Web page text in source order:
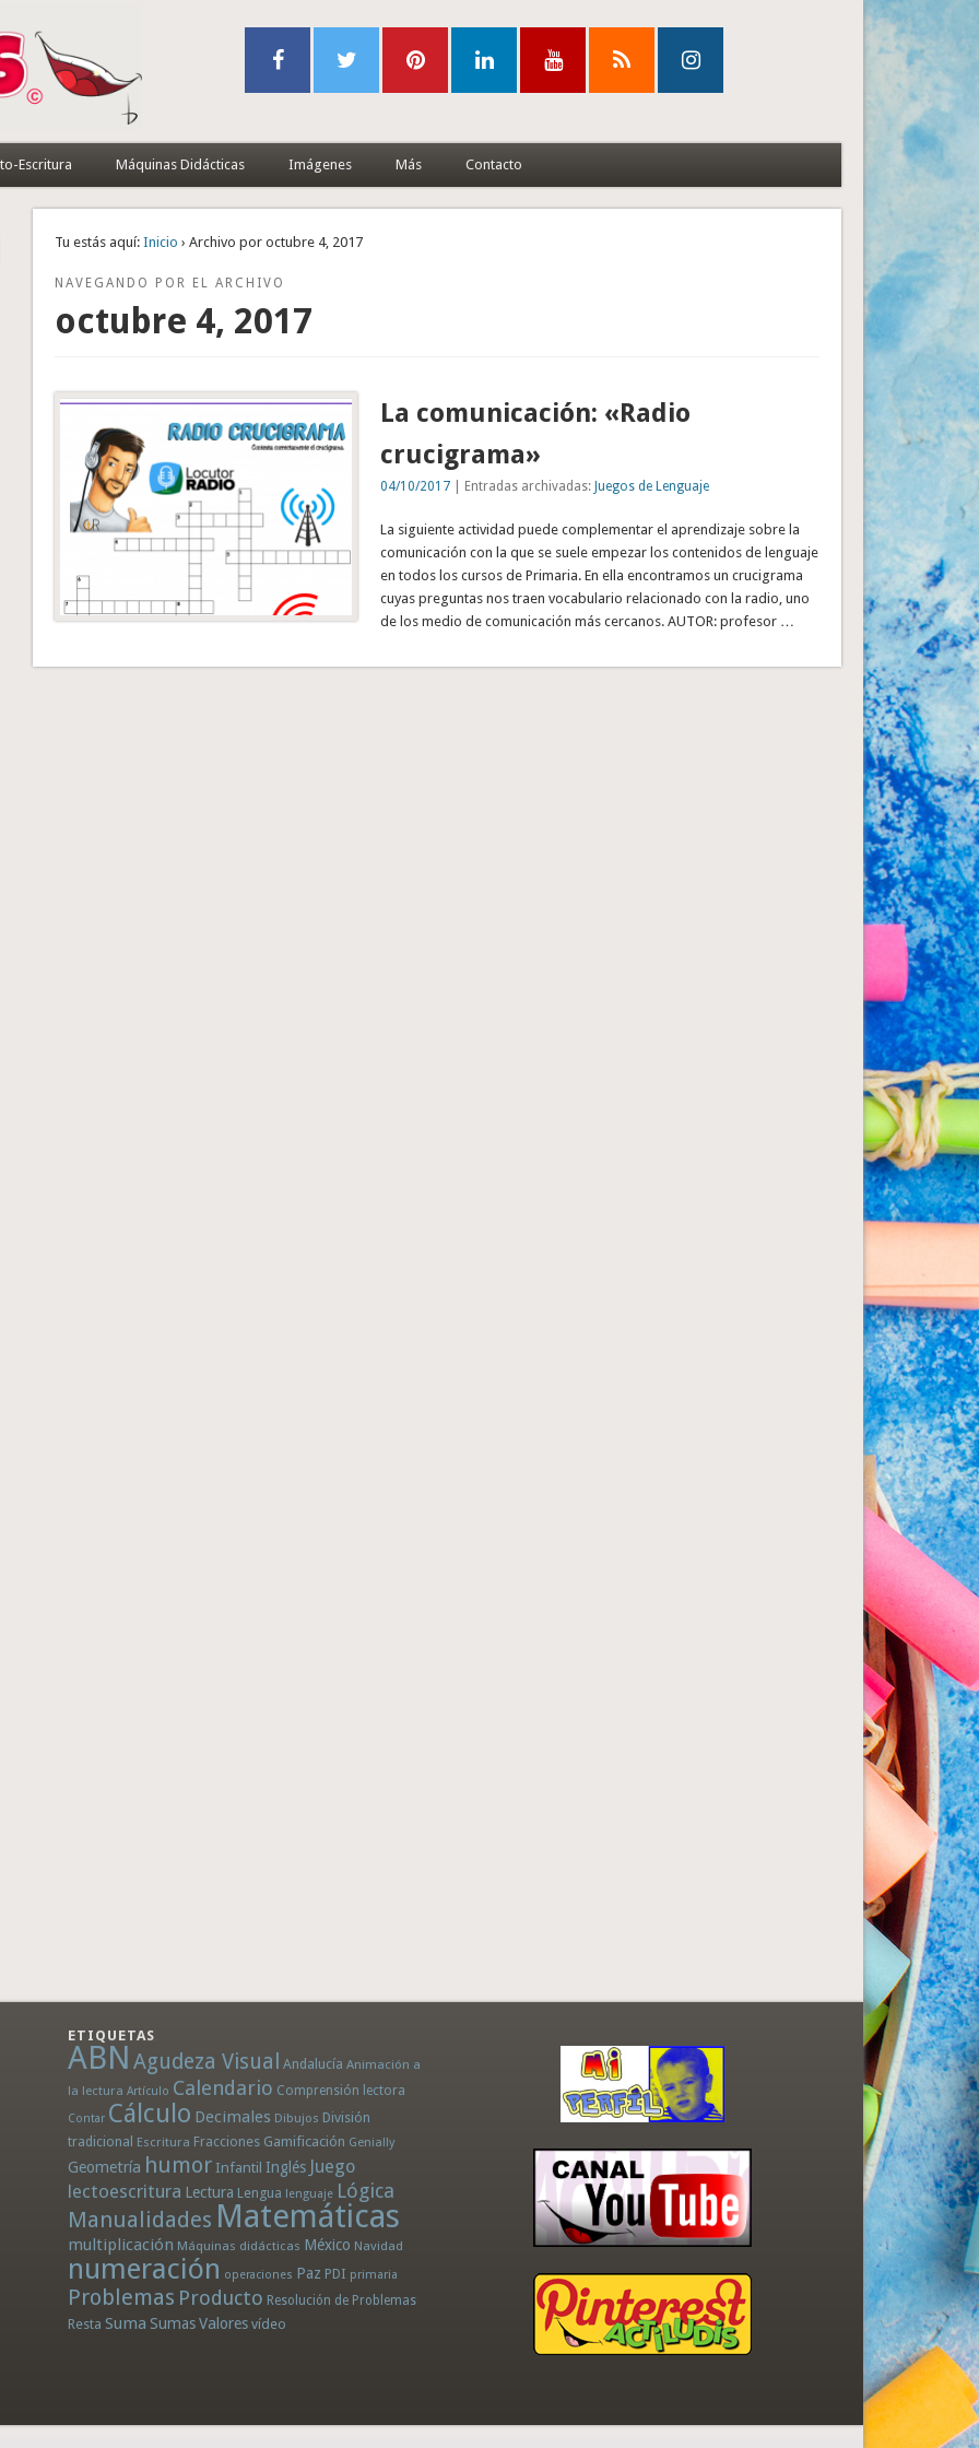
Escritura Máquinas Didácticas Imágenes Más Contacto
Tu estás aquí: Inicio › Archivo por octubre 4, 2017
NAVEGANDO POR EL ARCHIVO
octubre 4, 2017
La comunicación: «Radio
crucigrama»
04/10/2017| Entradas archivadas: Juegos de Lenguaje
La siguiente actividad puede complementar el aprendizaje sobre la
comunicación con la que se suele empezar los contenidos de lenguaje
en todos los cursos de Primaria. En ella encontramos un crucigrama
cuyas preguntas nos traen vocabulario relacionado con la radio, uno
de los medio de comunicación más cercanos. AUTOR: profesor …
ETIQUETAS
ABN Agudeza Visual Andalucía Animación a
la lectura Artículo Calendario Comprensión lectora
Contar Cálculo Decimales Dibujos División
tradicional Escritura Fracciones Gamificación Genially
Geometría humor Infantil Inglés Juego
lectoescritura Lectura Lengua lenguaje Lógica
Manualidades Matemáticas
multiplicación Máquinas didácticas México Navidad
numeración operaciones Paz PDI primaria
Problemas Producto Resolución de Problemas
Resta Suma SumasValores vídeo